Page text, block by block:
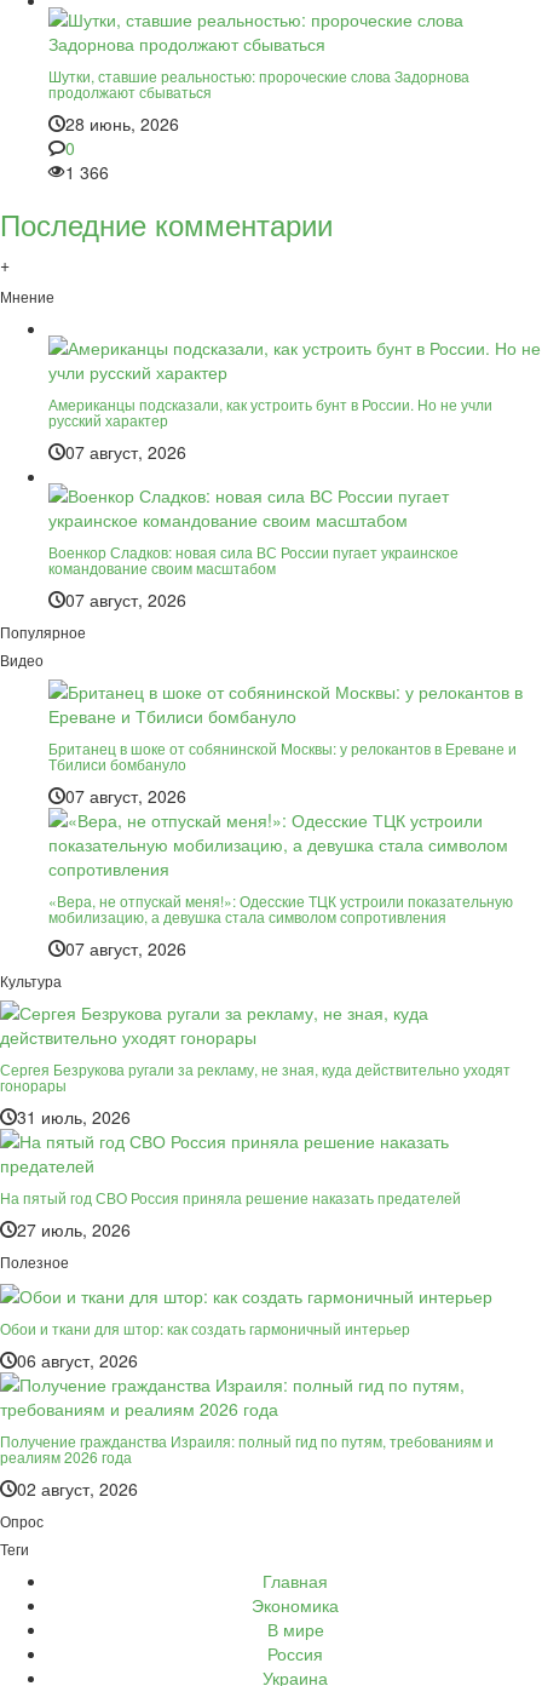
Шутки, ставшие реальностью: пророческие слова Задорнова
продолжают сбываться
28 июнь, 2026
0
1 366
Последние комментарии
+
Мнение
Американцы подсказали, как устроить бунт в России. Но не учли
русский характер
07 август, 2026
Военкор Сладков: новая сила ВС России пугает украинское
командование своим масштабом
07 август, 2026
Популярное
Видео
Британец в шоке от собянинской Москвы: у релокантов в Ереване и
Тбилиси бомбануло
07 август, 2026
«Вера, не отпускай меня!»: Одесские ТЦК устроили показательную
мобилизацию, а девушка стала символом сопротивления
07 август, 2026
Культура
Сергея Безрукова ругали за рекламу, не зная, куда действительно уходят
гонорары
31 июль, 2026
На пятый год СВО Россия приняла решение наказать предателей
27 июль, 2026
Полезное
Обои и ткани для штор: как создать гармоничный интерьер
06 август, 2026
Получение гражданства Израиля: полный гид по путям, требованиям и
реалиям 2026 года
02 август, 2026
Опрос
Теги
Главная
Экономика
В мире
Россия
Украина